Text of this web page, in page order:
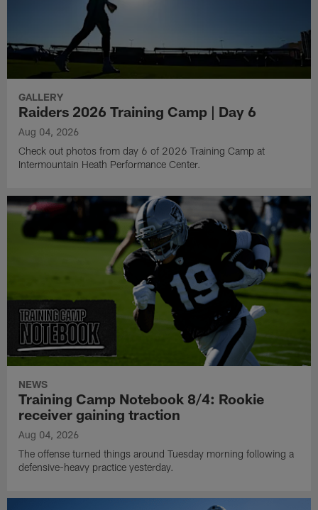
GALLERY
Raiders 2026 Training Camp | Day 6
Aug 04, 2026
Check out photos from day 6 of 2026 Training Camp at
Intermountain Heath Performance Center.
NEWS
Training Camp Notebook 8/4: Rookie
receiver gaining traction
Aug 04, 2026
The offense turned things around Tuesday morning following a
defensive-heavy practice yesterday.